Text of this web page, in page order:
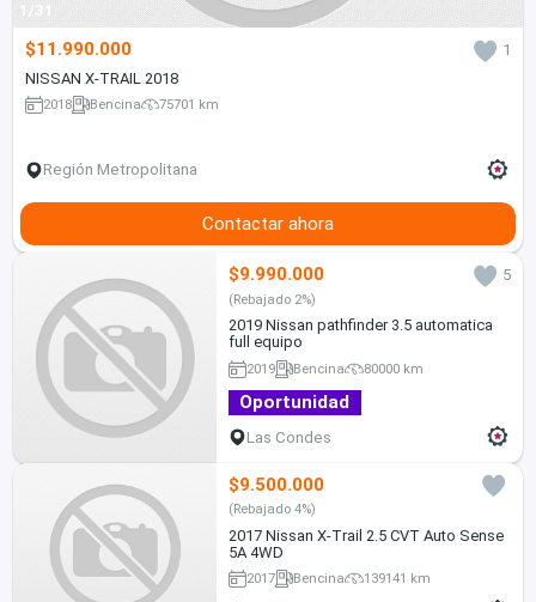
1/31
$11.990.000
1
NISSAN X-TRAIL 2018
2018 Bencina 75701 km
Región Metropolitana
Contactar ahora
$9.990.000 5
(Rebajado 2%)
2019 Nissan pathfinder 3.5 automatica
full equipo
2019 Bencina 80000 km
Oportunidad
Las Condes
$9.500.000
(Rebajado 4%)
2017 Nissan X-Trail 2.5 CVT Auto Sense
5A 4WD
2017 Bencina 139141 km